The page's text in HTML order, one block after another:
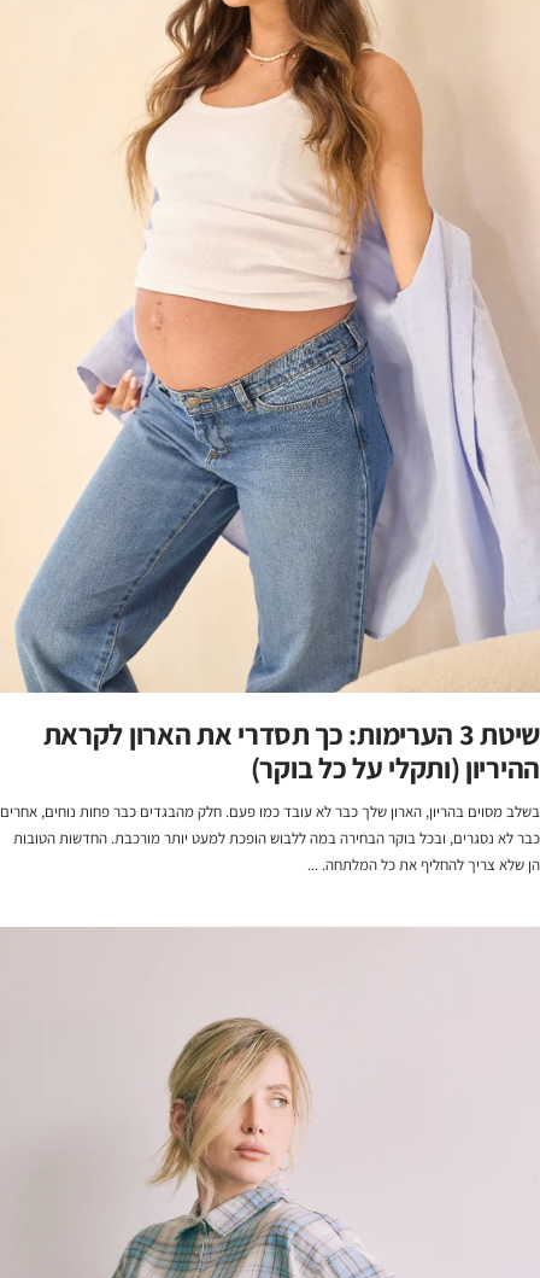
שיטת 3 הערימות: כך תסדרי את הארון לקראת
ההיריון (ותקלי על כל בוקר)
בשלב מסוים בהריון, הארון שלך כבר לא עובד כמו פעם. חלק מהבגדים כבר פחות נוחים, אחרים
כבר לא נסגרים, ובכל בוקר הבחירה במה ללבוש הופכת למעט יותר מורכבת. החדשות הטובות
הן שלא צריך להחליף את כל המלתחה. ...